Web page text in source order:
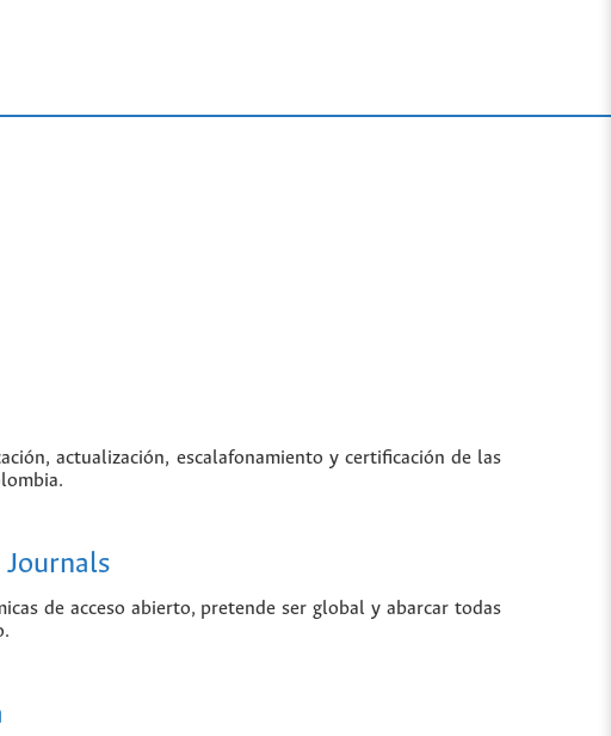
actualización, escalafonamiento y certificación de las
de acceso abierto, pretende ser global y abarcar todas